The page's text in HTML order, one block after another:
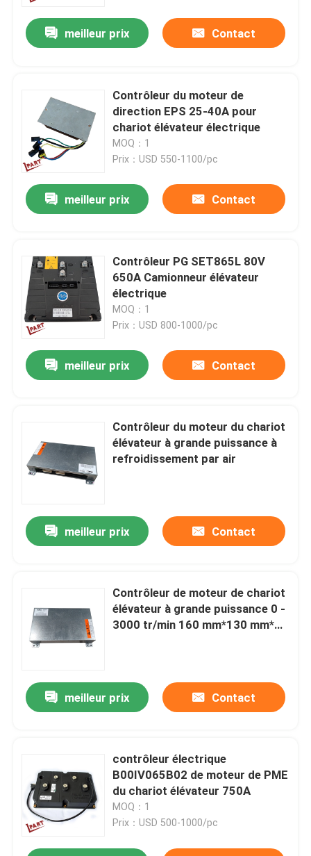
meilleur prix Contact
Contrôleur du moteur de
direction EPS 25-40A pour
chariot élévateur électrique
MOQ：1
Prix：USD 550-1100/pc
meilleur prix Contact
Contrôleur PG SET865L 80V
650A Camionneur élévateur
électrique
MOQ：1
Prix：USD 800-1000/pc
meilleur prix Contact
Contrôleur du moteur du chariot
élévateur à grande puissance à
refroidissement par air
meilleur prix Contact
Contrôleur de moteur de chariot
élévateur à grande puissance 0 -
3000 tr/min 160 mm*130 mm*90
meilleur prix Contact
contrôleur électrique
B00IV065B02 de moteur de PME
du chariot élévateur 750A
MOQ：1
Prix：USD 500-1000/pc